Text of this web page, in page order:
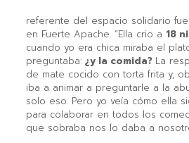
referente del espacio solidario
en Fuerte Apache. “Ella crio a 18
cuando yo era chica miraba el
preguntaba:¿y la comida? La
de mate cocido con torta frita y,
iba a animar a preguntarle a la
solo eso. Pero yo veía cómo ella
para colaborar en todos los
que sobraba nos lo daba a